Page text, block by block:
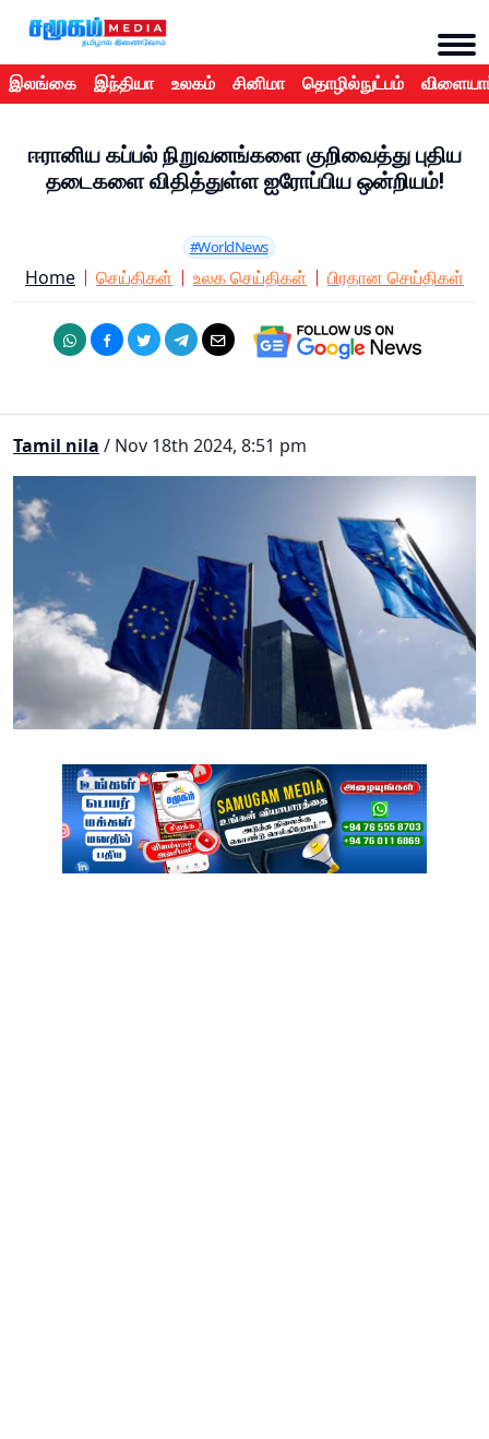
இலங்கை இந்தியா உலகம் சினிமா தொழில்நுட்பம்
ஈரானிய கப்பல் நிறுவனங்களை குறிவைத்து புதிய
தடைகளை விதித்துள்ள ஐரோப்பிய ஒன்றியம்!
#WorldNews
Home செய்திகள் உலக செய்திகள் பிரதான செய்திகள்
Tamil nila / Nov 18th 2024, 8:51 pm